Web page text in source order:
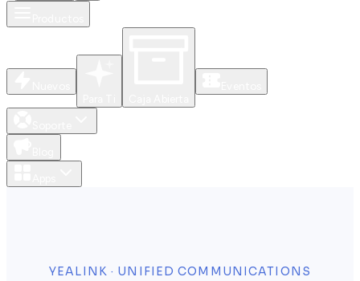
YEALINK · UNIFIED COMMUNICATIONS